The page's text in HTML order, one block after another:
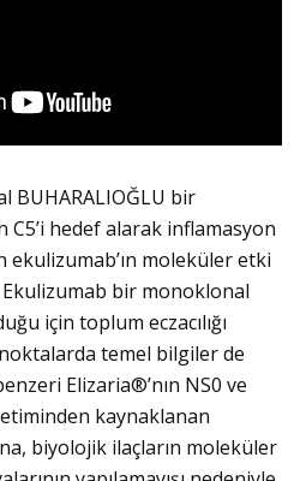
BUHARALIOĞLU bir
hedef alarak inflamasyon
moleküler etki
Ekulizumab bir monoklonal
için toplum eczacılığı
temel bilgiler de
Elizaria®’nın NS0 ve
kaynaklanan
biyolojik ilaçların moleküler